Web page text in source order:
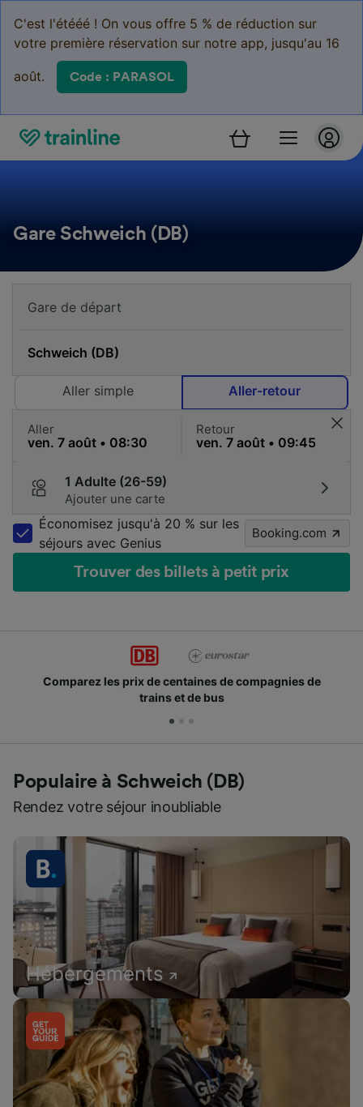
C'est l'étééé ! On vous offre 5 % de réduction sur
votre première réservation sur notre app, jusqu'au 16
août. Code : PARASOL
Gare Schweich (DB)
Aller simple Aller-retour
Aller Retour
1 Adulte (26-59)
Ajouter une carte
Économisez jusqu'à 20 % sur les
séjours avec Genius
Booking.com
Trouver des billets à petit prix
de compagnies de
Des millions de voyageurs
Populaire à Schweich (DB)
Rendez votre séjour inoubliable
Hébergements